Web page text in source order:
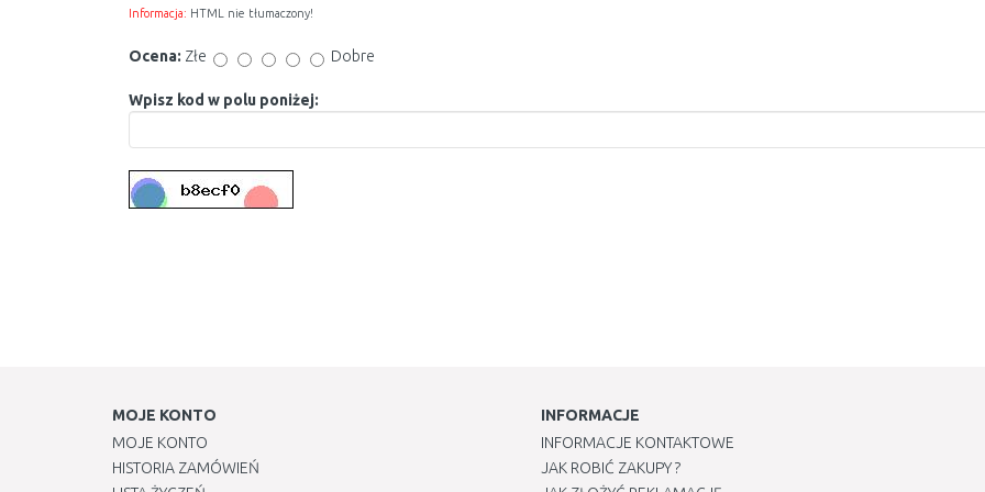
Informacja: HTML nie tłumaczony!
Ocena: Złe Dobre
Wpisz kod w polu poniżej:
MOJE KONTO
MOJE KONTO
HISTORIA ZAMÓWIEŃ
INFORMACJE
INFORMACJE KONTAKTOWE
JAK ROBIĆ ZAKUPY ?